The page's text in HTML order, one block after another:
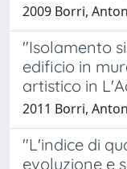
2009 Borri,
"Isolamento
edificio in
artistico in
2011 Borri,
"L'indice di
evoluzione e